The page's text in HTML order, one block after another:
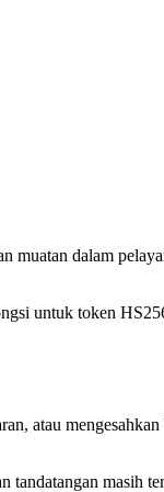
muatan dalam
untuk token
atau
tandatangan masih